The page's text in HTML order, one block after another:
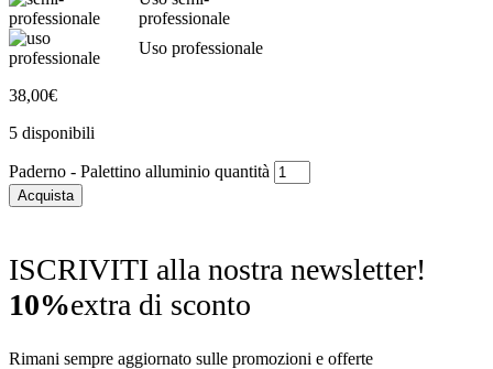
professionale
Uso professionale
38,00€
5 disponibili
Paderno - Palettino alluminio quantità
Acquista
ISCRIVITI alla nostra newsletter!
10%extra di sconto
Rimani sempre aggiornato sulle promozioni e offerte